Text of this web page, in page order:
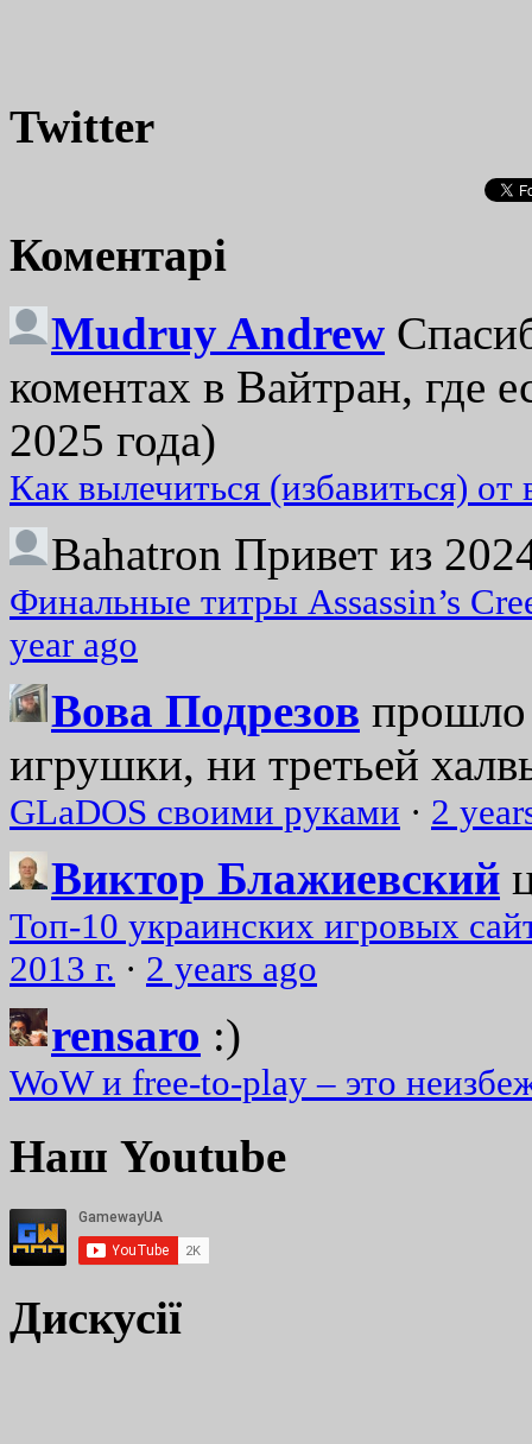
Twitter
Коментарі
Mudruy Andrew
коментах в Вайтран, где
2025 года)
Как вылечиться (избавиться)
Bahatron Привет из
Финальные титры Assassin’s
year ago
Вова Подрезов прошло
игрушки, ни третьей
GLaDOS своими руками · 2
Виктор Блажиевский
Топ-10 украинских игровых
2013 г. · 2 years ago
rensaro :)
WoW и free-to-play – это
Наш Youtube
Дискусії